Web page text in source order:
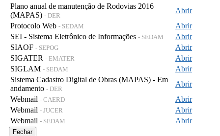
Plano anual de manutenção de Rodovias 2016
(MAPAS) - DER
Abrir
Protocolo Web - SEDAM
Abrir
SEI - Sistema Eletrônico de Informações - SEDAM
Abrir
SIAOF - SEPOG
Abrir
SIGATER - EMATER
Abrir
SIGLAM - SEDAM
Abrir
Sistema Cadastro Digital de Obras (MAPAS) - Em
andamento - DER
Abrir
Webmail - CAERD
Abrir
Webmail - JUCER
Abrir
Webmail - SEDAM Abrir
Fechar